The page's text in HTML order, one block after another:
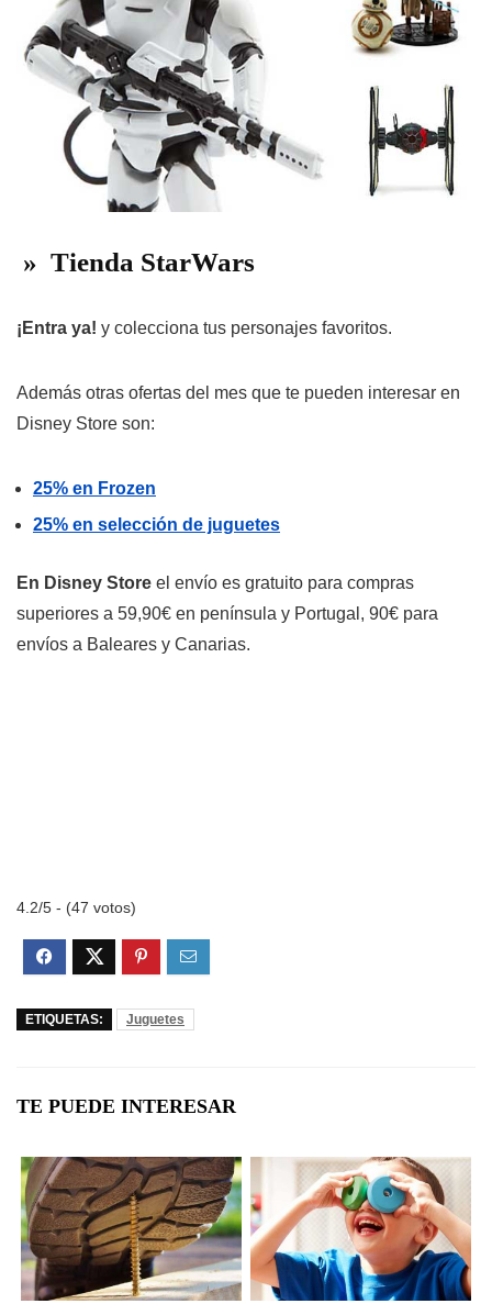
» Tienda StarWars
¡Entra ya! y colecciona tus personajes favoritos.
Además otras ofertas del mes que te pueden interesar en
Disney Store son:
25% en Frozen
25% en selección de juguetes
En Disney Store el envío es gratuito para compras
superiores a 59,90€ en península y Portugal, 90€ para
envíos a Baleares y Canarias.
4.2/5 - (47 votos)
ETIQUETAS: Juguetes
TE PUEDE INTERESAR